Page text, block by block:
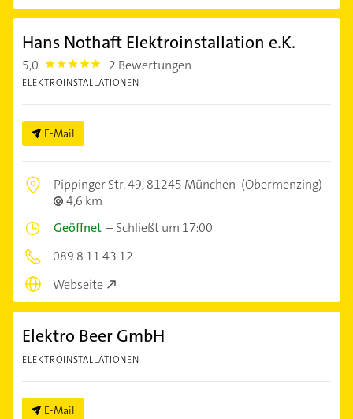
Hans Nothaft Elektroinstallation e.K.
5,0 5.0 2 Bewertungen
ELEKTROINSTALLATIONEN
E-Mail
Pippinger Str. 49,81245 München (Obermenzing)
4,6 km
Geöffnet –Schließt um 17:00
089 8 11 43 12
Webseite
Elektro Beer GmbH
ELEKTROINSTALLATIONEN
E-Mail